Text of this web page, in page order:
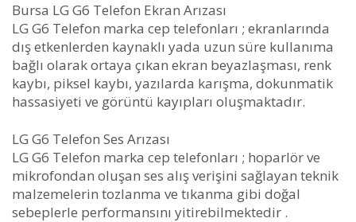
Bursa LG G6 Telefon Ekran Arızası
LG G6 Telefon marka cep telefonları ; ekranlarında
dış etkenlerden kaynaklı yada uzun süre kullanıma
bağlı olarak ortaya çıkan ekran beyazlaşması, renk
kaybı, piksel kaybı, yazılarda karışma, dokunmatik
hassasiyeti ve görüntü kayıpları oluşmaktadır.
LG G6 Telefon Ses Arızası
LG G6 Telefon marka cep telefonları ; hoparlör ve
mikrofondan oluşan ses alış verişini sağlayan teknik
malzemelerin tozlanma ve tıkanma gibi doğal
sebeplerle performansını yitirebilmektedir .